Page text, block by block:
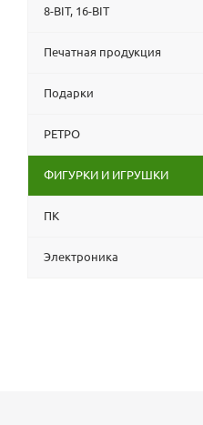
8-BIT, 16-BIT
Печатная продукция
Подарки
РЕТРО
ФИГУРКИ И ИГРУШКИ
ПК
Электроника